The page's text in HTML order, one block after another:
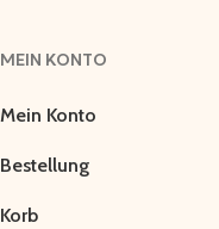
MEIN KONTO
Mein Konto
Bestellung
Korb